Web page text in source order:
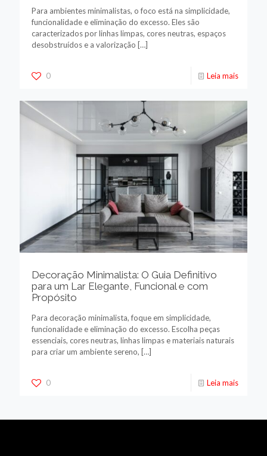
Para ambientes minimalistas, o foco está na simplicidade,
funcionalidade e eliminação do excesso. Eles são
caracterizados por linhas limpas, cores neutras, espaços
desobstruídos e a valorização […]
0 Leia mais
Decoração Minimalista: O Guia Definitivo
para um Lar Elegante, Funcional e com
Propósito
Para decoração minimalista, foque em simplicidade,
funcionalidade e eliminação do excesso. Escolha peças
essenciais, cores neutras, linhas limpas e materiais naturais
para criar um ambiente sereno, […]
0 Leia mais